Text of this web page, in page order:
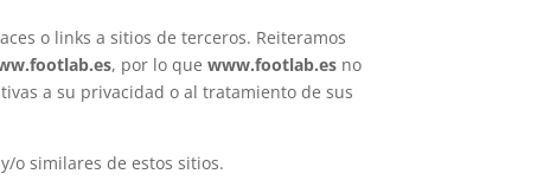
o links a sitios de terceros. Reiteramos
, por lo quewww.footlab.es no
a su privacidad o al tratamiento de sus
o similares de estos sitios.